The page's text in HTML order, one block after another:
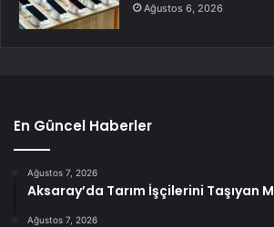
Ağustos 6, 2026
En Güncel Haberler
Ağustos 7, 2026
Aksaray’da Tarım İşçilerini Taşıyan
Ağustos 7, 2026